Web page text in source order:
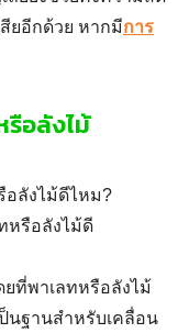
ยอีกด้วย หากมีการ
อลังไม้
หรือลังไม้ดี
ยที่พาเลทหรือลังไม้
นฐานสำหรับเคลื่อน